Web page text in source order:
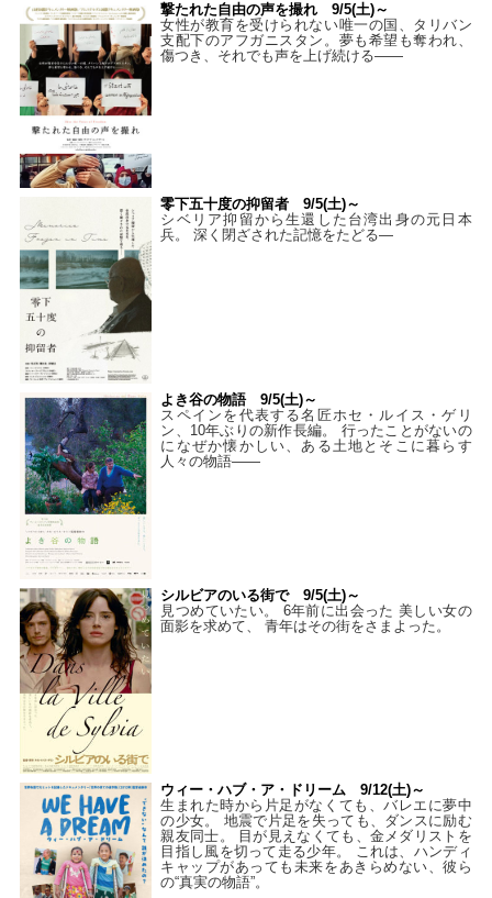
撃たれた自由の声を撮れ 9/5(土)～
女性が教育を受けられない唯一の国、タリバン
支配下のアフガニスタン。夢も希望も奪われ、
傷つき、それでも声を上げ続ける——
零下五十度の抑留者 9/5(土)～
シベリア抑留から生還した台湾出身の元日本
兵。 深く閉ざされた記憶をたどる—
よき谷の物語 9/5(土)～
スペインを代表する名匠ホセ・ルイス・ゲリ
ン、10年ぶりの新作長編。 行ったことがないの
になぜか懐かしい、ある土地とそこに暮らす
人々の物語――
シルビアのいる街で 9/5(土)～
見つめていたい。 6年前に出会った 美しい女の
面影を求めて、 青年はその街をさまよった。
ウィー・ハブ・ア・ドリーム 9/12(土)～
生まれた時から片足がなくても、バレエに夢中
の少女。 地震で片足を失っても、ダンスに励む
親友同士。 目が見えなくても、金メダリストを
目指し風を切って走る少年。 これは、ハンディ
キャップがあっても未来をあきらめない、彼ら
の“真実の物語”。